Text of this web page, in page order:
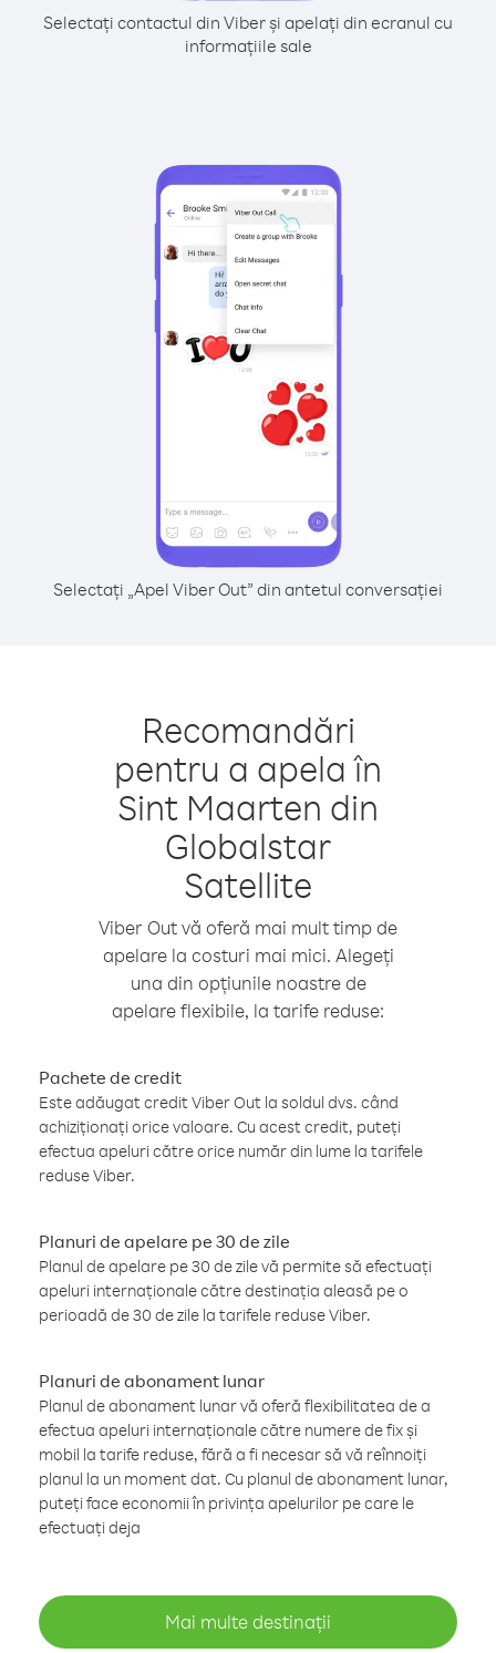
Selectați contactul din Viber și apelați din ecranul cu
informațiile sale
Selectați „Apel Viber Out” din antetul conversației
Recomandări
pentru a apela în
Sint Maarten din
Globalstar
Satellite
Viber Out vă oferă mai mult timp de
apelare la costuri mai mici. Alegeți
una din opțiunile noastre de
apelare flexibile, la tarife reduse:
Pachete de credit
Este adăugat credit Viber Out la soldul dvs. când
achiziționați orice valoare. Cu acest credit, puteți
efectua apeluri către orice număr din lume la tarifele
reduse Viber.
Planuri de apelare pe 30 de zile
Planul de apelare pe 30 de zile vă permite să efectuați
apeluri internaționale către destinația aleasă pe o
perioadă de 30 de zile la tarifele reduse Viber.
Planuri de abonament lunar
Planul de abonament lunar vă oferă flexibilitatea de a
efectua apeluri internaționale către numere de fix și
mobil la tarife reduse, fără a fi necesar să vă reînnoiți
planul la un moment dat. Cu planul de abonament lunar,
puteți face economii în privința apelurilor pe care le
efectuați deja
Mai multe destinații